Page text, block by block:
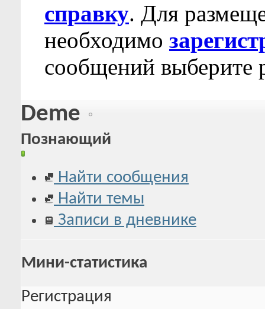
справку. Для
необходимо
сообщений выберите
Deme
Познающий
Найти сообщения
Найти темы
Записи в дневнике
Мини-статистика
Регистрация